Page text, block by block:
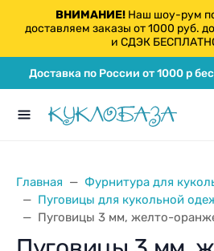
ВНИМАНИЕ!Наш шоу-рум
доставляем заказы от 1000 руб.
и СДЭК
Доставка по России от 1000 р
Главная
Фурнитура для
Пуговицы для кукольной
Пуговицы 3 мм, желто-